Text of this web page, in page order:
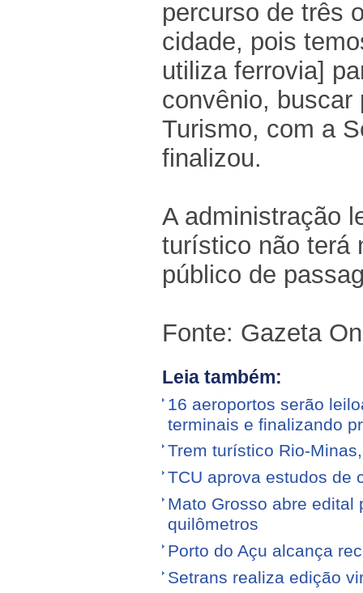
percurso de três
cidade, pois
utiliza ferrovia]
convênio, buscar
Turismo, com a
finalizou.
A administração
turístico não terá
público de
Fonte: Gazeta
Leia também:
16 aeroportos serão
terminais e finalizando
Trem turístico Rio-
TCU aprova estudos de
Mato Grosso abre edital
quilômetros
Porto do Açu alcança
Setrans realiza edição